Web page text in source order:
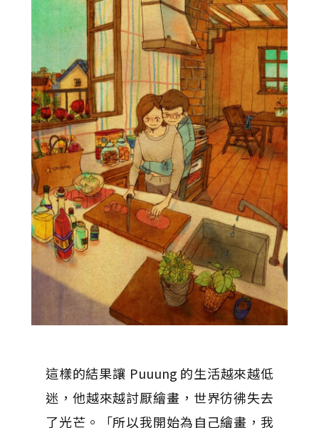
這樣的結果讓 Puuung 的生活越來越低
迷，他越來越討厭繪畫，世界彷彿失去
了光芒。「所以我開始為自己繪畫，我